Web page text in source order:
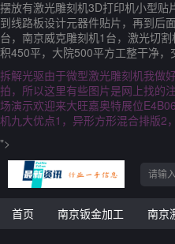
摆放有激光雕刻机3D打印机小型
到线路板设计元器件贴片，再到后
台，南京威克雕刻机1台，激光切
积450平，大院500平方工整干净，
拆解光驱由于微型激光雕刻机我做
拍，所以这里有些图片是网上找的
场演示欢迎来大旺嘉奥特展位
机九大优点1，异形方形混合排版2
">
首页 南京钣金加工 南京